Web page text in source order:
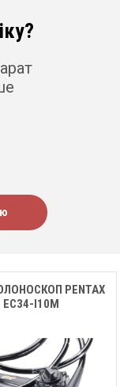
PENTAX
EC34-I10M